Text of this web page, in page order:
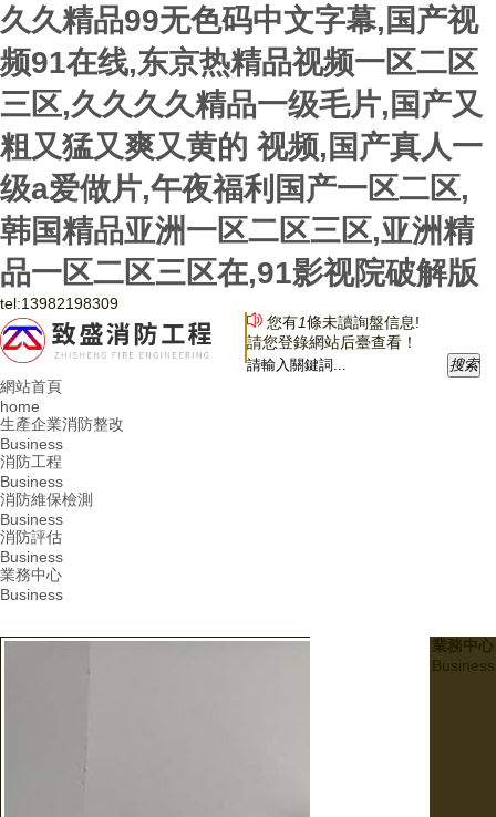
久久精品99无色码中文字幕,国产视
频91在线,东京热精品视频一区二区
三区,久久久久精品一级毛片,国产又
粗又猛又爽又黄的 视频,国产真人一
级a爱做片,午夜福利国产一区二区,
韩国精品亚洲一区二区三区,亚洲精
品一区二区三区在,91影视院破解版
tel:13982198309
您有1條未讀詢盤信息!
請您登錄網站后臺查看！
搜索
網站首頁
home
生產企業消防整改
Business
消防工程
Business
消防維保檢測
Business
消防評估
Business
業務中心
Business
業務中心
Business